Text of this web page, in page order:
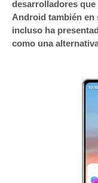
desarrolladores
Android también en
incluso ha
como una